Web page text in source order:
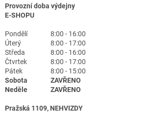
Provozní doba výdejny
E-SHOPU
Pondělí
8:00 - 16:00
Úterý
8:00 - 17:00
Středa
8:00 - 16:00
Čtvrtek
8:00 - 17:00
Pátek
8:00 - 15:00
Sobota
ZAVŘENO
Neděle
ZAVŘENO
Pražská 1109, NEHVIZDY